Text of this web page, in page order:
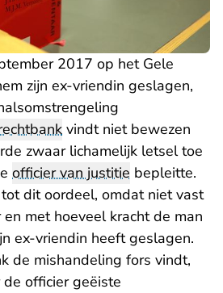
2017 op het Gele
zijn ex-vriendin geslagen,
vindt niet bewezen
zwaar lichamelijk letsel toe
officier van justitie bepleitte.
dit oordeel, omdat niet vast
met hoeveel kracht de man
ex-vriendin heeft geslagen.
de mishandeling fors vindt,
officier geëiste